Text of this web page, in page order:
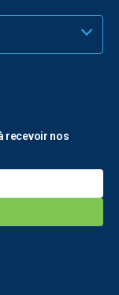
recevoir nos